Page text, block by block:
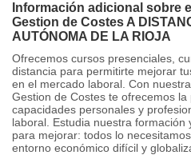
Información adicional sobre
Gestion de Costes A
AUTÓNOMA DE LA RIOJA
Ofrecemos cursos presenciales,
distancia para permitirte mejorar
en el mercado laboral. Con
Gestion de Costes te ofrecemos
capacidades personales y
laboral. Estudia nuestra
para mejorar: todos lo
entorno económico difícil y